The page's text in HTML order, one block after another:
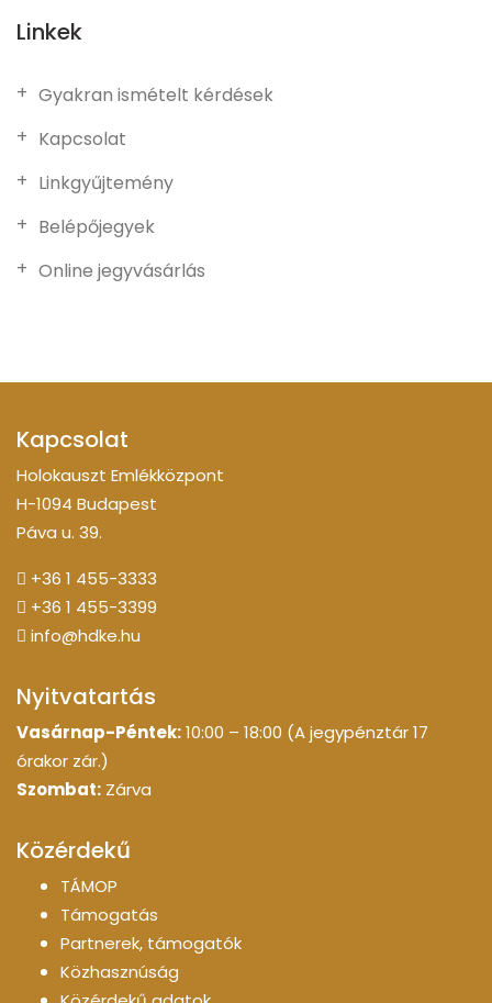
Linkek
Gyakran ismételt kérdések
Kapcsolat
Linkgyűjtemény
Belépőjegyek
Online jegyvásárlás
Kapcsolat
Holokauszt Emlékközpont
H-1094 Budapest
Páva u. 39.
+36 1 455-3333
+36 1 455-3399
info@hdke.hu
Nyitvatartás
Vasárnap-Péntek:10:00 – 18:00 (A jegypénztár 17
órakor zár.)
Szombat: Zárva
Közérdekű
TÁMOP
Támogatás
Partnerek, támogatók
Közhasznúság